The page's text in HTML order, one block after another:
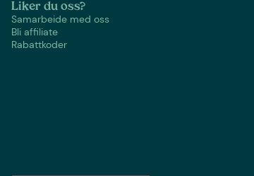
Liker du oss?
Samarbeide med oss
Bli affiliate
Rabattkoder